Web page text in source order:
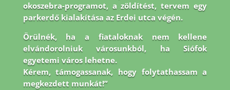
okoszebra-programot, a zöldítést, tervem egy
parkerdő kialakítása az Erdei utca végén.
Örülnék, ha a fiataloknak nem kellene
elvándorolniuk városunkból, ha Siófok
egyetemi város lehetne.
Kérem, támogassanak, hogy folytathassam a
megkezdett munkát!”